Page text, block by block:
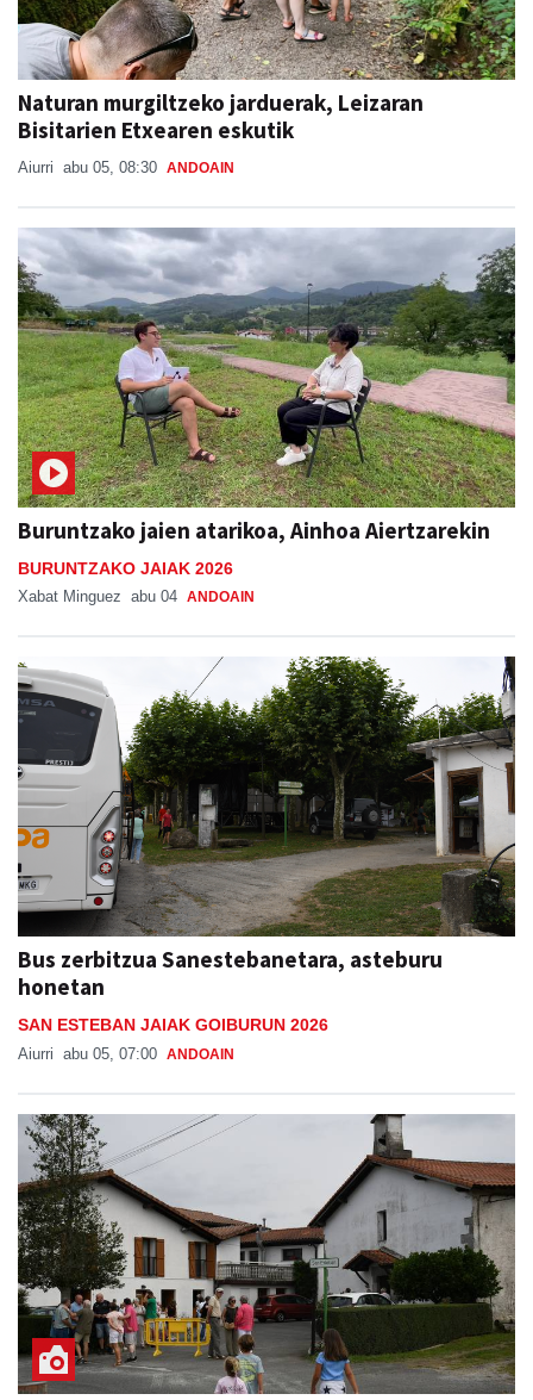
Naturan murgiltzeko jarduerak, Leizaran
Bisitarien Etxearen eskutik
Aiurri abu 05, 08:30 ANDOAIN
Buruntzako jaien atarikoa, Ainhoa Aiertzarekin
BURUNTZAKO JAIAK 2026
Xabat Minguez abu 04 ANDOAIN
Bus zerbitzua Sanestebanetara, asteburu
honetan
SAN ESTEBAN JAIAK GOIBURUN 2026
Aiurri abu 05, 07:00 ANDOAIN